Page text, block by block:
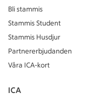
Bli stammis
Stammis Student
Stammis Husdjur
Partnererbjudanden
Våra ICA-kort
ICA